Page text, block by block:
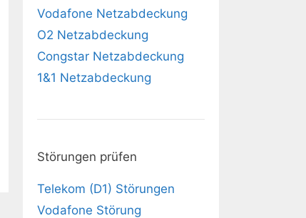
Vodafone Netzabdeckung
O2 Netzabdeckung
Congstar Netzabdeckung
1&1 Netzabdeckung
Störungen prüfen
Telekom (D1) Störungen
Vodafone Störung